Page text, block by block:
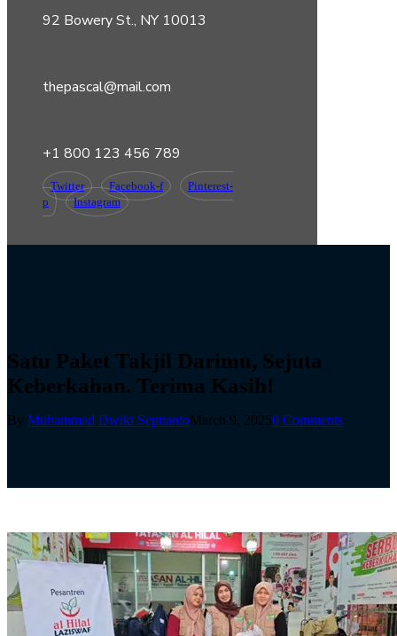
92 Bowery St., NY 10013
thepascal@mail.com
+1 800 123 456 789
Twitter Facebook-f
Pinterest-
p
Instagram
Satu Paket Takjil Darimu, Sejuta
Keberkahan. Terima Kasih!
By Muhammad Dwiki SeptiantoMarch 9, 20250 Comments